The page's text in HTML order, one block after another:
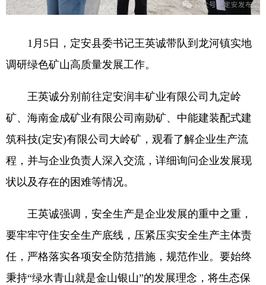
1月5日，定安县委书记王英诚带队到龙河镇实地
调研绿色矿山高质量发展工作。
王英诚分别前往定安润丰矿业有限公司九定岭
矿、海南金成矿业有限公司南勋矿、中能建装配式建
筑科技(定安)有限公司大岭矿，观看了解企业生产流
程，并与企业负责人深入交流，详细询问企业发展现
状以及存在的困难等情况。
王英诚强调，安全生产是企业发展的重中之重，
要牢牢守住安全生产底线，压紧压实安全生产主体责
任，严格落实各项安全防范措施，规范作业。要始终
秉持“绿水青山就是金山银山”的发展理念，将生态保